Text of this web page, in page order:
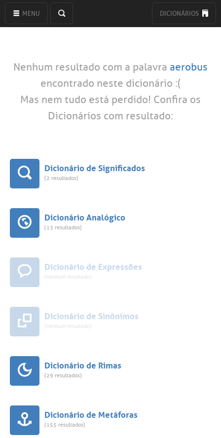
MENU DICIONÁRIOS
Nenhum resultado com a palavra aerobus
encontrado neste dicionário :(
Mas nem tudo está perdido! Confira os
Dicionários com resultado:
Dicionário de Significados
(2 resultados)
Dicionário Analógico
(13 resultados)
Dicionário de Expressões
(nenhum resultado)
Dicionário de Sinônimos
(nenhum resultado)
Dicionário de Rimas
(29 resultados)
Dicionário de Metáforas
(155 resultados)